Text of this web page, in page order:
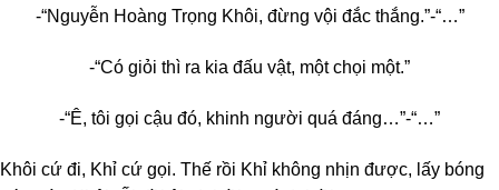
-“Nguyễn Hoàng Trọng Khôi, đừng vội đắc thắng.”-“…”
-“Có giỏi thì ra kia đấu vật, một chọi một.”
-“Ê, tôi gọi cậu đó, khinh người quá đáng…”-“…”
Khôi cứ đi, Khỉ cứ gọi. Thế rồi Khỉ không nhịn được, lấy bóng